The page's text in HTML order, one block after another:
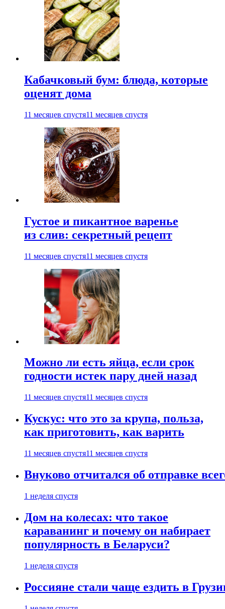
Кабачковый бум: блюда, которые
оценят дома
11 месяцев спустя11 месяцев спустя
Густое и пикантное варенье
из слив: секретный рецепт
11 месяцев спустя11 месяцев спустя
Можно ли есть яйца, если срок
годности истек пару дней назад
11 месяцев спустя11 месяцев спустя
Кускус: что это за крупа, польза,
как приготовить, как варить
11 месяцев спустя11 месяцев спустя
Внуково отчитался об отправке
1 неделя спустя
Дом на колесах: что такое
караванинг и почему он набирает
популярность в Беларуси?
1 неделя спустя
Россияне стали чаще ездить в